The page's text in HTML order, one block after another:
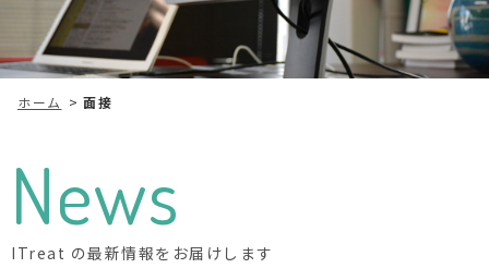
ホーム 面接
News
ITreat の最新情報をお届けします